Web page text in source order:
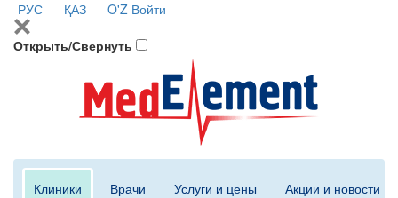
РУС ҚАЗ O'Z Войти
Открыть/Свернуть
Клиники Врачи Услуги и цены Акции и новости